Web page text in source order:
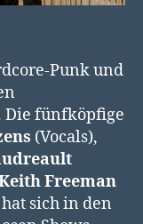
Punk und
Die fünfköpfige
(Vocals),
Freeman
sich in den